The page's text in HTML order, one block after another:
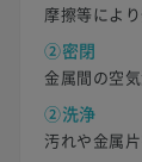
摩擦等によ
②密閉
金属間の空
②洗浄
汚れや金属